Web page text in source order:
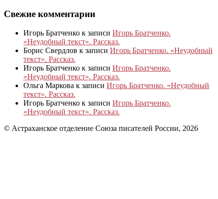
Свежие комментарии
Игорь Братченко к записи Игорь Братченко.
«Неудобный текст». Рассказ.
Борис Свердлов к записи Игорь Братченко. «Неудобный
текст». Рассказ.
Игорь Братченко к записи Игорь Братченко.
«Неудобный текст». Рассказ.
Ольга Маркова к записи Игорь Братченко. «Неудобный
текст». Рассказ.
Игорь Братченко к записи Игорь Братченко.
«Неудобный текст». Рассказ.
© Астраханское отделение Союза писателей России, 2026